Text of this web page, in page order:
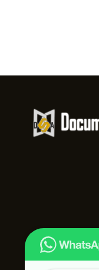
Kontak kami